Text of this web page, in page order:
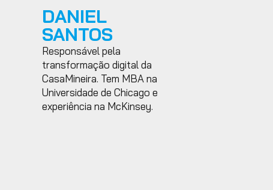
DANIEL
SANTOS
Responsável pela
transformação digital da
CasaMineira. Tem MBA na
Universidade de Chicago e
experiência na McKinsey.